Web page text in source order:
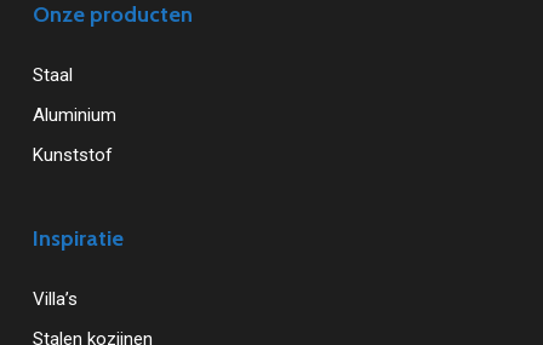
Onze producten
Staal
Aluminium
Kunststof
Inspiratie
Villa’s
Stalen kozijnen